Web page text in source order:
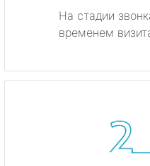
На стадии
временем